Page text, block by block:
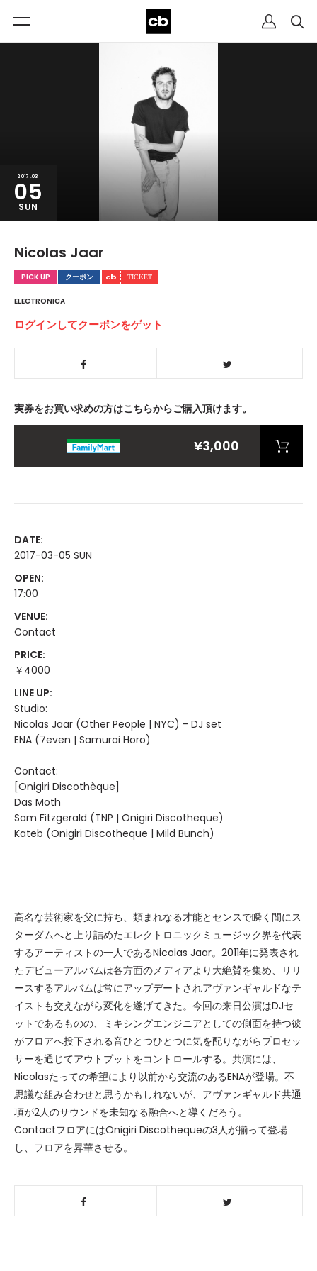
2017.03
05
SUN
Nicolas Jaar
PICK UP クーポン
ELECTRONICA
ログインしてクーポンをゲット
実券をお買い求めの方はこちらからご購入頂けます。
¥3,000
DATE:
2017-03-05 SUN
OPEN:
17:00
VENUE:
Contact
PRICE:
￥4000
LINE UP:
Studio:
Nicolas Jaar (Other People | NYC) - DJ set
ENA (7even | Samurai Horo)
Contact:
[Onigiri Discothèque]
Das Moth
Sam Fitzgerald (TNP | Onigiri Discotheque)
Kateb (Onigiri Discotheque | Mild Bunch)
高名な芸術家を父に持ち、類まれなる才能とセンスで瞬く間にス
ターダムへと上り詰めたエレクトロニックミュージック界を代表
するアーティストの一人であるNicolas Jaar。2011年に発表され
たデビューアルバムは各方面のメディアより大絶賛を集め、リリ
ースするアルバムは常にアップデートされアヴァンギャルドなテ
イストも交えながら変化を遂げてきた。今回の来日公演はDJセ
ットであるものの、ミキシングエンジニアとしての側面を持つ彼
がフロアへ投下される音ひとつひとつに気を配りながらプロセッ
サーを通じてアウトプットをコントロールする。共演には、
Nicolasたっての希望により以前から交流のあるENAが登場。不
思議な組み合わせと思うかもしれないが、アヴァンギャルド共通
項が2人のサウンドを未知なる融合へと導くだろう。
ContactフロアにはOnigiri Discothequeの3人が揃って登場
し、フロアを昇華させる。